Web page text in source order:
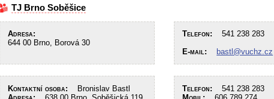
TJ Brno Soběšice
Adresa:
644 00 Brno, Borová 30
Telefon: 541 238 283
E-mail:
bastl@vuchz.cz
Kontaktní osoba: Bronislav Bastl
Telefon: 541 238 283